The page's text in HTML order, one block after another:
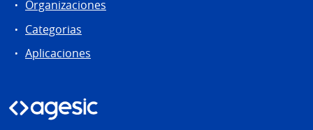
Organizaciones
Categorias
Aplicaciones